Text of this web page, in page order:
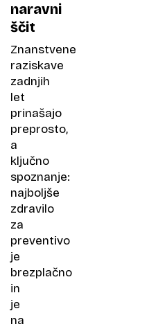
naravni
ščit
Znanstvene
raziskave
zadnjih
let
prinašajo
preprosto,
a
ključno
spoznanje:
najboljše
zdravilo
za
preventivo
je
brezplačno
in
je
na